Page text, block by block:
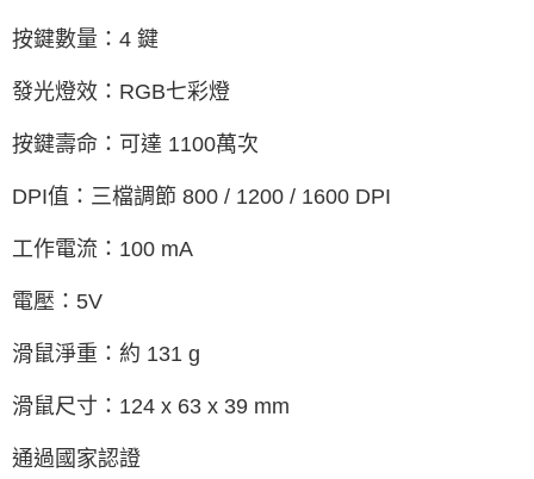
按鍵數量：4 鍵
發光燈效：RGB七彩燈
按鍵壽命：可達 1100萬次
DPI值：三檔調節 800 / 1200 / 1600 DPI
工作電流：100 mA
電壓：5V
滑鼠淨重：約 131 g
滑鼠尺寸：124 x 63 x 39 mm
通過國家認證